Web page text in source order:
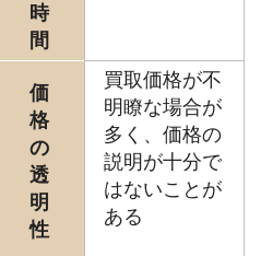
時
間
価
格
の
透
明
性
買取価格が不
明瞭な場合が
多く、価格の
説明が十分で
はないことが
ある